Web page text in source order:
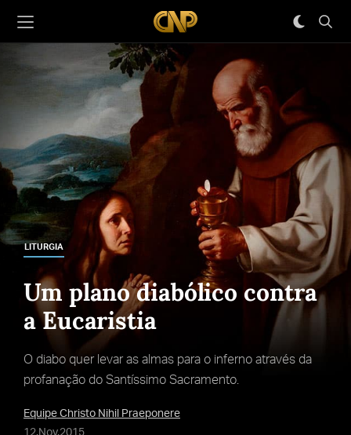
LITURGIA
Um plano diabólico contra
a Eucaristia
O diabo quer levar as almas para o inferno através da
profanação do Santíssimo Sacramento.
Equipe Christo Nihil Praeponere
12.Nov.2015